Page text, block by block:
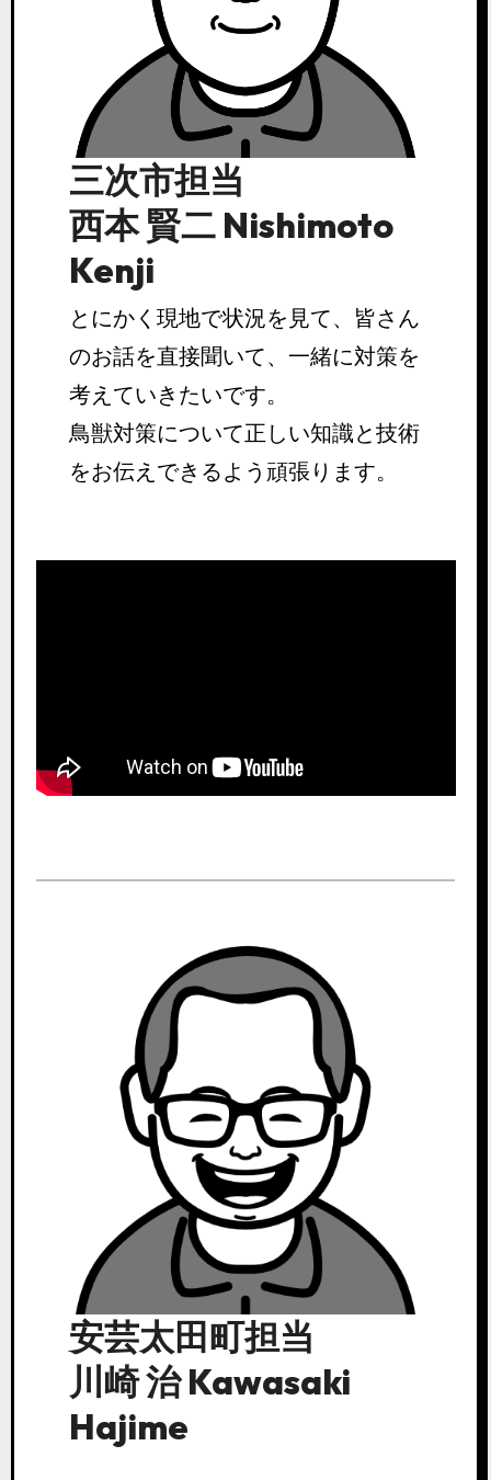
三次市担当
西本 賢二 Nishimoto
Kenji
とにかく現地で状況を見て、皆さん
のお話を直接聞いて、一緒に対策を
考えていきたいです。
鳥獣対策について正しい知識と技術
をお伝えできるよう頑張ります。
安芸太田町担当
川崎 治 Kawasaki
Hajime